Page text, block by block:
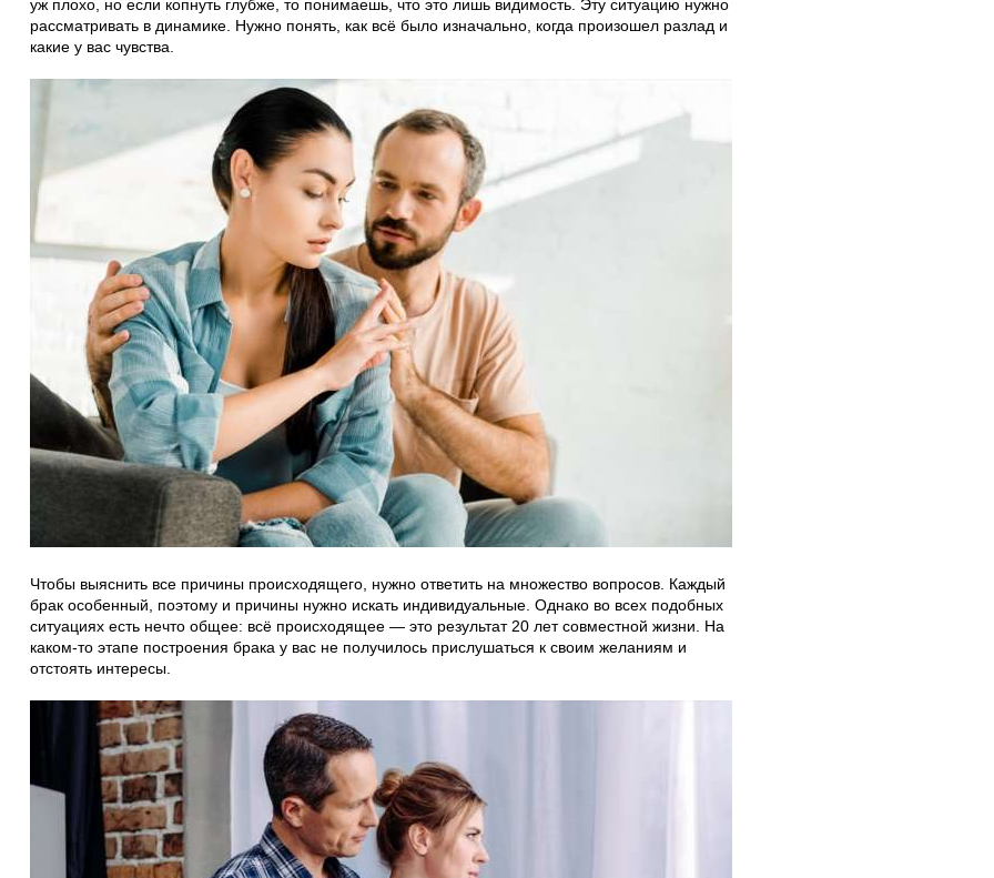
уж плохо, но если копнуть глубже, то понимаешь, что это лишь видимость. Эту ситуацию нужно
рассматривать в динамике. Нужно понять, как всё было изначально, когда произошел разлад и
какие у вас чувства.
Чтобы выяснить все причины происходящего, нужно ответить на множество вопросов. Каждый
брак особенный, поэтому и причины нужно искать индивидуальные. Однако во всех подобных
ситуациях есть нечто общее: всё происходящее — это результат 20 лет совместной жизни. На
каком-то этапе построения брака у вас не получилось прислушаться к своим желаниям и
отстоять интересы.